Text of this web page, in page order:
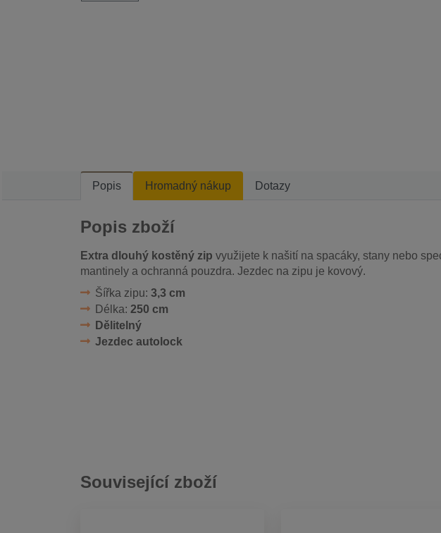
Popis Hromadný nákup Dotazy
Popis zboží
Extra dlouhý kostěný zip využijete k našití na spacáky, stany nebo
mantinely a ochranná pouzdra. Jezdec na zipu je kovový.
Šířka zipu: 3,3 cm
Délka: 250 cm
Dělitelný
Jezdec autolock
Související zboží